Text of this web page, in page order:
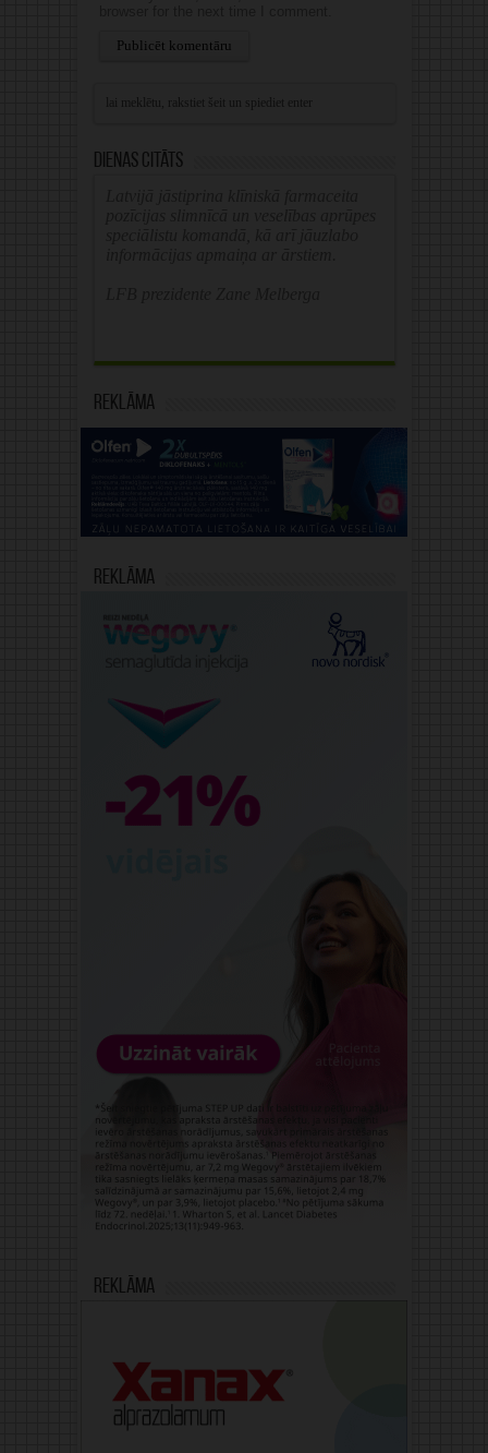
Dienas citāts
Reklāma
Reklāma
Reklāma